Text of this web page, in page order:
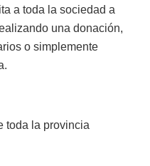
a toda la sociedad a
una donación,
o simplemente
toda la provincia